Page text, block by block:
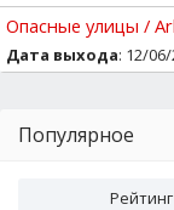
Опасные улицы /
Дата выхода: 12/
Популярное
Рейтинг